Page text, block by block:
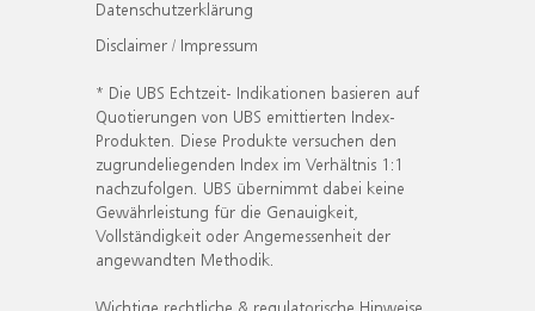
Datenschutzerklärung
Disclaimer / Impressum
* Die UBS Echtzeit- Indikationen basieren auf
Quotierungen von UBS emittierten Index-
Produkten. Diese Produkte versuchen den
zugrundeliegenden Index im Verhältnis 1:1
nachzufolgen. UBS übernimmt dabei keine
Gewährleistung für die Genauigkeit,
Vollständigkeit oder Angemessenheit der
angewandten Methodik.